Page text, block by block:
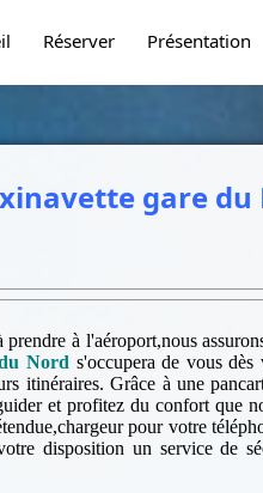
Réserver Présentation
navette gare du
à l'aéroport,nous
Nord s'occupera de vous dès
itinéraires. Grâce à une
et profitez du confort que
pour votre
disposition un service de